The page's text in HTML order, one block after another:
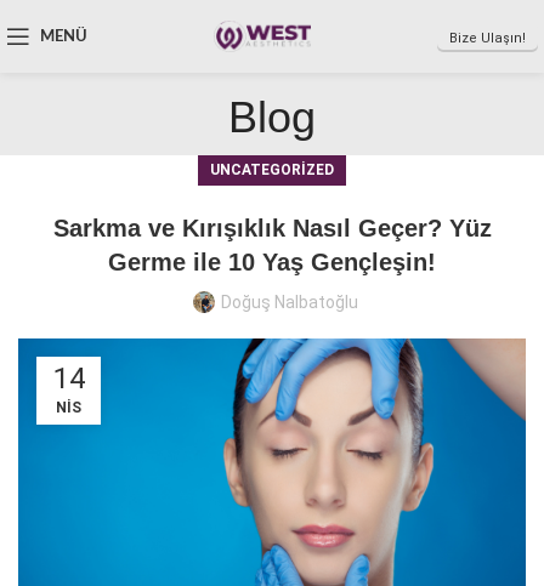
MENÜ Bize Ulaşın!
Blog
UNCATEGORIZED
Sarkma ve Kırışıklık Nasıl Geçer? Yüz
Germe ile 10 Yaş Gençleşin!
Doğuş Nalbatoğlu
14
NIS